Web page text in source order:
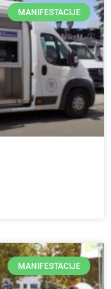
MANIFESTACIJE
MANIFESTACIJE